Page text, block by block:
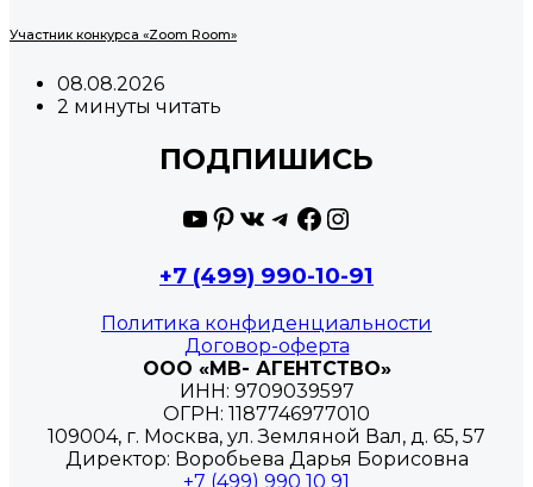
Участник конкурса «Zoom Room»
08.08.2026
2 минуты читать
ПОДПИШИСЬ
YouTube
Pinterest
ВКонтакте
Telegram
Facebook
Instagram
+7 (499) 990-10-91
Политика конфиденциальности
Договор-оферта
ООО «МВ- АГЕНТСТВО»
ИНН: 9709039597
ОГРН: 1187746977010
109004, г. Москва, ул. Земляной Вал, д. 65, 57
Директор: Воробьева Дарья Борисовна
+7 (499) 990 10 91